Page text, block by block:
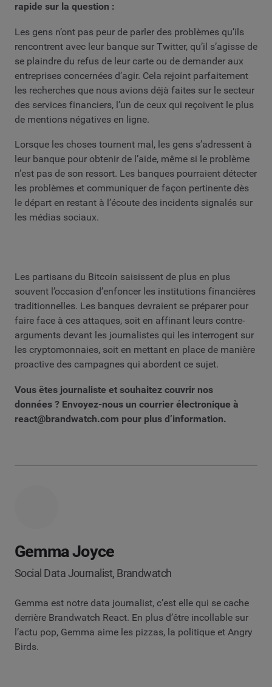
rapide sur la question :
Les gens n’ont pas peur de parler des problèmes qu’ils
rencontrent avec leur banque sur Twitter, qu’il s’agisse de
se plaindre du refus de leur carte ou de demander aux
entreprises concernées d’agir. Cela rejoint parfaitement
les recherches que nous avions déjà faites sur le secteur
des services financiers, l’un de ceux qui reçoivent le plus
de mentions négatives en ligne.
Lorsque les choses tournent mal, les gens s’adressent à
leur banque pour obtenir de l’aide, même si le problème
n’est pas de son ressort. Les banques pourraient détecter
les problèmes et communiquer de façon pertinente dès
le départ en restant à l’écoute des incidents signalés sur
les médias sociaux.
Les partisans du Bitcoin saisissent de plus en plus
souvent l’occasion d’enfoncer les institutions financières
traditionnelles. Les banques devraient se préparer pour
faire face à ces attaques, soit en affinant leurs contre-
arguments devant les journalistes qui les interrogent sur
les cryptomonnaies, soit en mettant en place de manière
proactive des campagnes qui abordent ce sujet.
Vous êtes journaliste et souhaitez couvrir nos
données ? Envoyez-nous un courrier électronique à
react@brandwatch.com pour plus d’information.
Gemma Joyce
Social Data Journalist, Brandwatch
Gemma est notre data journalist, c’est elle qui se cache
derrière Brandwatch React. En plus d’être incollable sur
l’actu pop, Gemma aime les pizzas, la politique et Angry
Birds.